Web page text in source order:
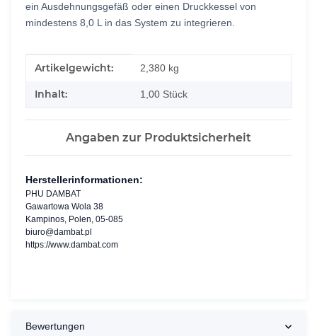
ein Ausdehnungsgefäß oder einen Druckkessel von
mindestens 8,0 L in das System zu integrieren.
Produkteigenschaft
Wert
Artikelgewicht: 2,380 kg
Inhalt: 1,00 Stück
Angaben zur Produktsicherheit
Herstellerinformationen:
PHU DAMBAT
Gawartowa Wola 38
Kampinos, Polen, 05-085
biuro@dambat.pl
https://www.dambat.com
Bewertungen